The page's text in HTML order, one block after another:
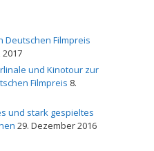
Deutschen Filmpreis
2017
und Kinotour zur
Filmpreis 8.
und stark gespieltes
29. Dezember 2016